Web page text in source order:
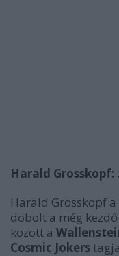
Harald Grosskopf:
Harald Grosskopf
dobolt a még kezdő
között a
Cosmic Jokers